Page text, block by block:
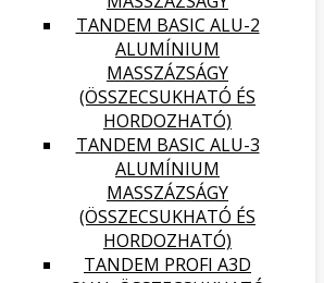
TANDEM BASIC ALU-2
ALUMÍNIUM
MASSZÁZSÁGY
(ÖSSZECSUKHATÓ ÉS
HORDOZHATÓ)
TANDEM BASIC ALU-3
ALUMÍNIUM
MASSZÁZSÁGY
(ÖSSZECSUKHATÓ ÉS
HORDOZHATÓ)
TANDEM PROFI A3D